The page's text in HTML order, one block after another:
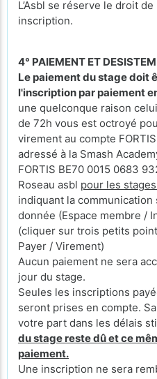
L’Asbl se réserve le droit
inscription.
4° PAIEMENT ET
Le paiement du stage doit
l'inscription par paiement
une quelconque raison
de 72h vous est octroyé
virement au compte
adressé à la Smash
FORTIS BE70 0015 0683
Roseau asbl pour les
indiquant la
donnée (Espace membre /
(cliquer sur trois petits
Payer / Virement)
Aucun paiement ne sera
jour du stage.
Seules les inscriptions
seront prises en compte.
votre part dans les délais
du stage reste dû et ce
paiement.
Une inscription ne sera